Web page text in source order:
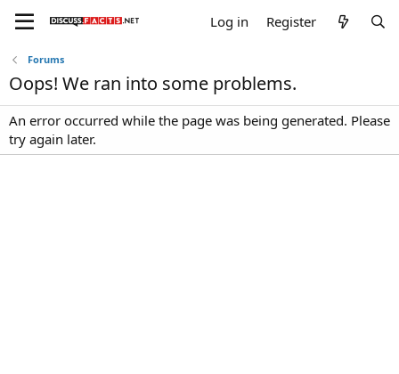
Log in Register
Forums
Oops! We ran into some problems.
An error occurred while the page was being generated. Please
try again later.